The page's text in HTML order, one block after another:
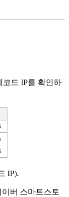
코드 IP를 확인하
IP).
버 스마트스토